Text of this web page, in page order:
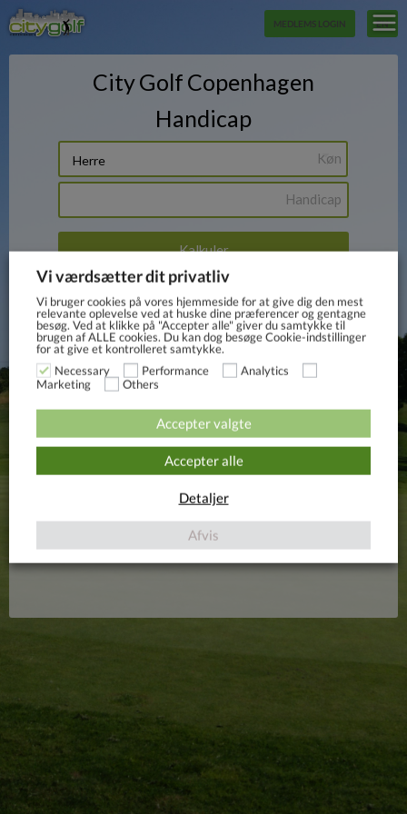
MEDLEMS LOGIN EN
Vi værdsætter dit privatliv
Vi bruger cookies på vores hjemmeside for at give dig den mest
relevante oplevelse ved at huske dine præferencer og gentagne
besøg. Ved at klikke på "Accepter alle" giver du samtykke til
brugen af ​​ALLE cookies. Du kan dog besøge Cookie-indstillinger
for at give et kontrolleret samtykke.
Necessary
Performance
Analytics
Marketing
Others
Accepter alle
Accepter valgte
Afvis
Detaljer